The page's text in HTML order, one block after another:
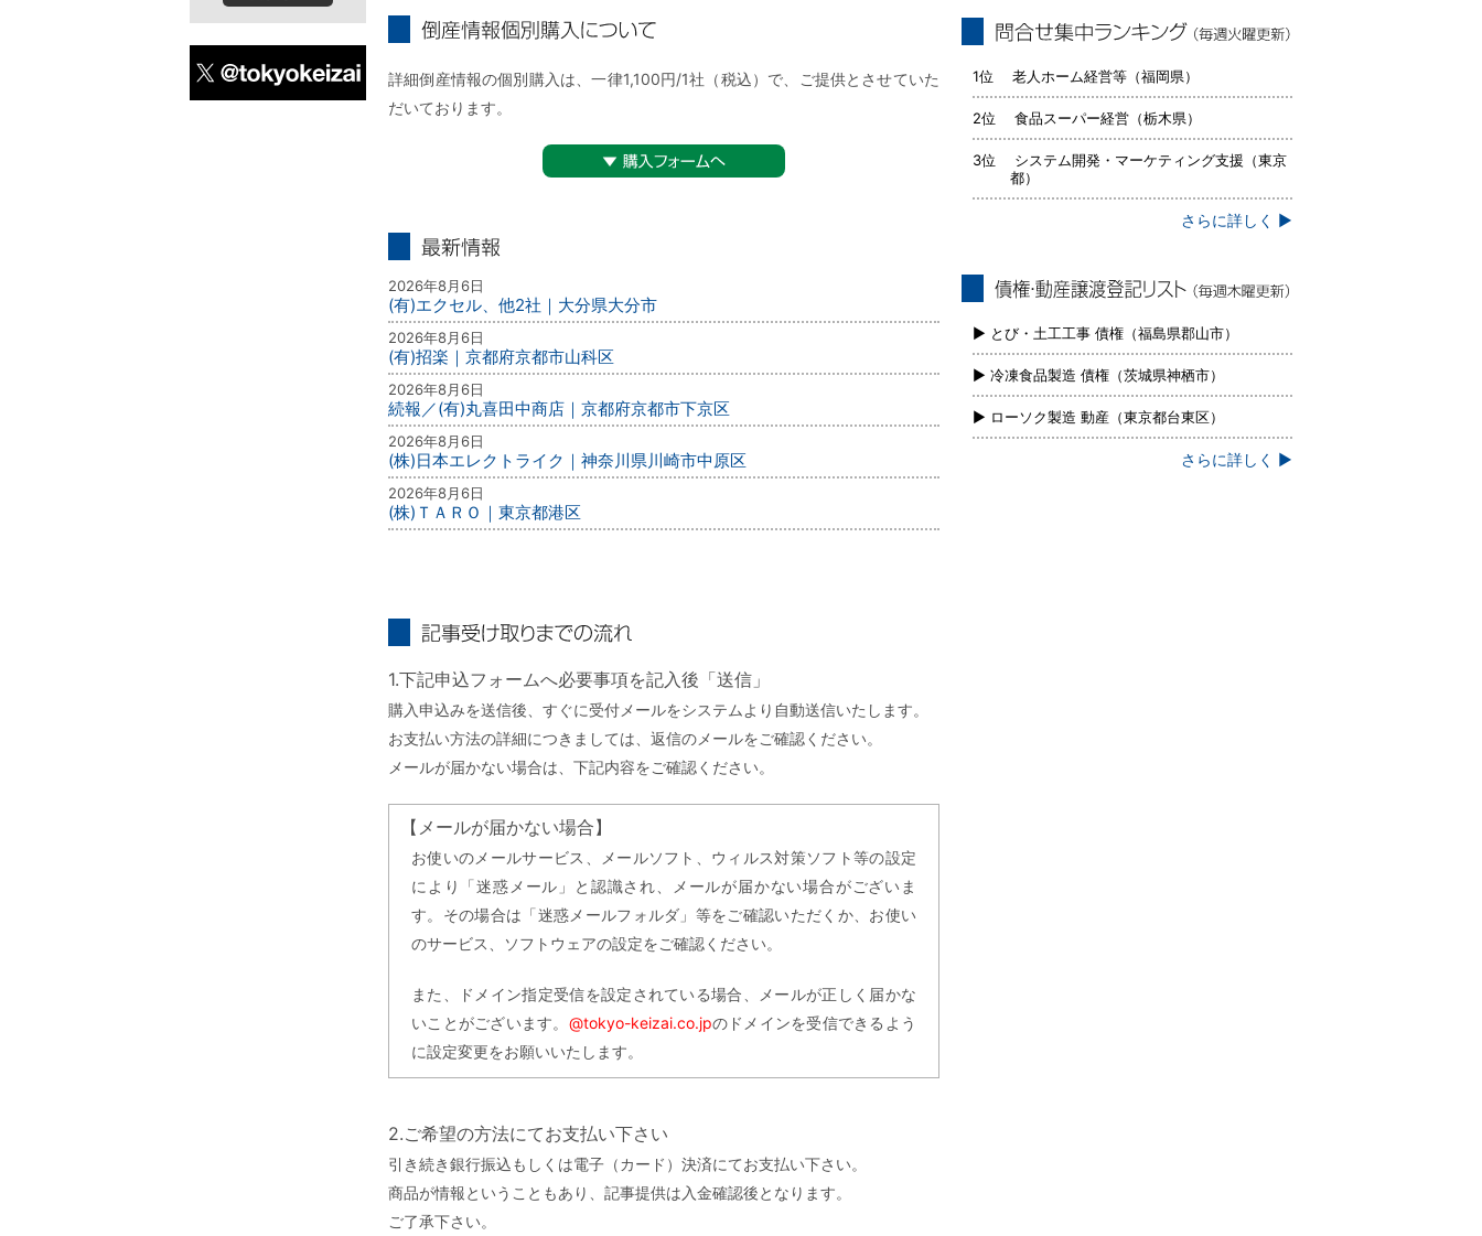
詳細倒産情報の個別購入は、一律1,100円/1社（税込）で、ご提供とさせていた
だいております。
2026年8月6日
(有)エクセル、他2社｜大分県大分市
2026年8月6日
(有)招楽｜京都府京都市山科区
2026年8月6日
続報／(有)丸喜田中商店｜京都府京都市下京区
2026年8月6日
(株)日本エレクトライク｜神奈川県川崎市中原区
2026年8月6日
(株)ＴＡＲＯ｜東京都港区
1.下記申込フォームへ必要事項を記入後「送信」
購入申込みを送信後、すぐに受付メールをシステムより自動送信いたします。
お支払い方法の詳細につきましては、返信のメールをご確認ください。
メールが届かない場合は、下記内容をご確認ください。
【メールが届かない場合】
お使いのメールサービス、メールソフト、ウィルス対策ソフト等の設定
により「迷惑メール」と認識され、メールが届かない場合がございま
す。その場合は「迷惑メールフォルダ」等をご確認いただくか、お使い
のサービス、ソフトウェアの設定をご確認ください。
また、ドメイン指定受信を設定されている場合、メールが正しく届かな
いことがございます。 @tokyo-keizai.co.jpのドメインを受信できるよう
に設定変更をお願いいたします。
2.ご希望の方法にてお支払い下さい
引き続き銀行振込もしくは電子（カード）決済にてお支払い下さい。
商品が情報ということもあり、記事提供は入金確認後となります。
ご了承下さい。
ログイン
1位 老人ホーム経営等（福岡県）
2位 食品スーパー経営（栃木県）
3位 システム開発・マーケティング支援（東京
都）
さらに詳しく ▶
新）
▶ とび・土工工事 債権（福島県郡山市）
▶ 冷凍食品製造 債権（茨城県神栖市）
▶ ローソク製造 動産（東京都台東区）
さらに詳しく ▶